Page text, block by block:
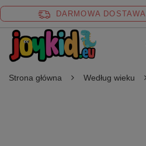
DARMOWA DOSTAWA
Strona główna Według wieku